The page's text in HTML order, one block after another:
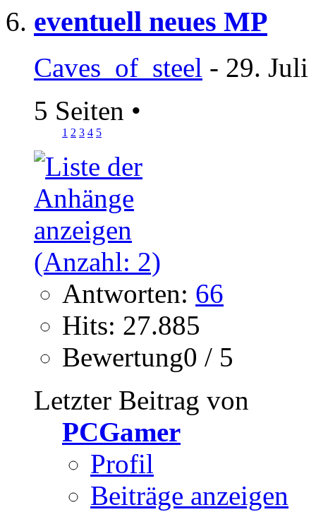
eventuell neues MP
Caves_of_steel - 29. Juli
5 Seiten •
1 2 3 4 5
Antworten: 66
Hits: 27.885
Bewertung0 / 5
Letzter Beitrag von
PCGamer
Profil
Beiträge anzeigen